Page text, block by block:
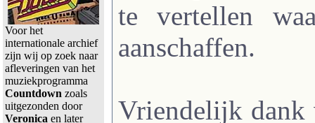
Voor het
internationale archief
zijn wij op zoek naar
afleveringen van het
muziekprogramma
Countdown zoals
uitgezonden door
Veronica en later
te vertellen
aanschaffen.
Vriendelijk dank